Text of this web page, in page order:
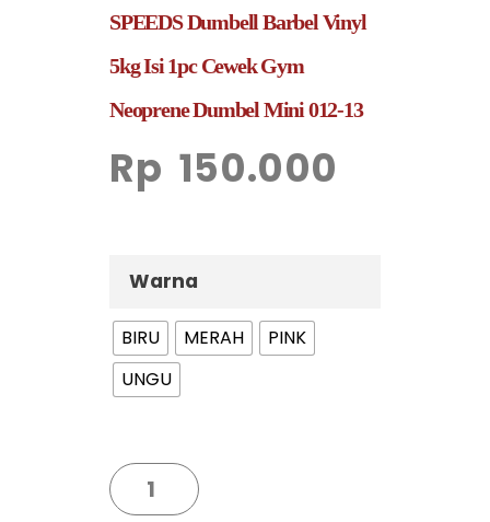
SPEEDS Dumbell Barbel Vinyl
5kg Isi 1pc Cewek Gym
Neoprene Dumbel Mini 012-13
Rp 150.000
Warna
BIRU MERAH
PINK
UNGU